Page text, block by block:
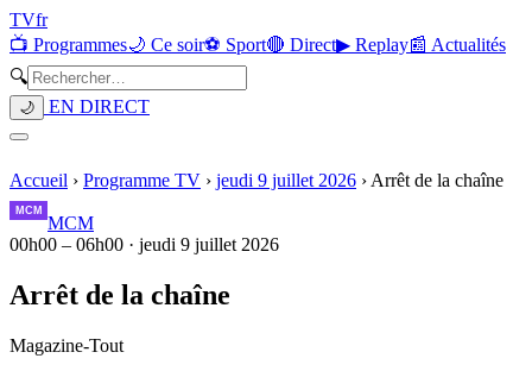
TVfr
📺 Programmes🌙 Ce soir⚽ Sport🔴 Direct▶ Replay📰 Actualités
🔍
🌙 EN DIRECT
Accueil › Programme TV › jeudi 9 juillet 2026 › Arrêt de la chaîne
MCM
00h00 – 06h00 · jeudi 9 juillet 2026
Arrêt de la chaîne
Magazine-Tout